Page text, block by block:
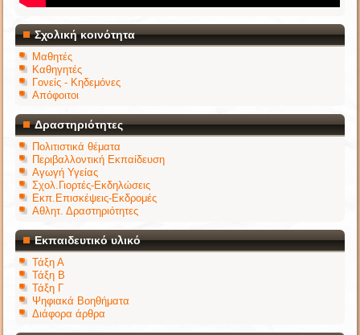
Σχολική κοινότητα
Μαθητές
Καθηγητές
Γονείς - Κηδεμόνες
Απόφοιτοι
Δραστηριότητες
Πολιτιστικά θέματα
Περιβαλλοντική Εκπαίδευση
Αγωγή Υγείας
Σχολ.Γιορτές-Εκδηλώσεις
Εκπ.Επισκέψεις-Εκδρομές
Αθλητ. Δραστηριότητες
Εκπαιδευτικό υλικό
Τάξη Α
Τάξη Β
Τάξη Γ
Ψηφιακά Βοηθήματα
Διάφορα άρθρα